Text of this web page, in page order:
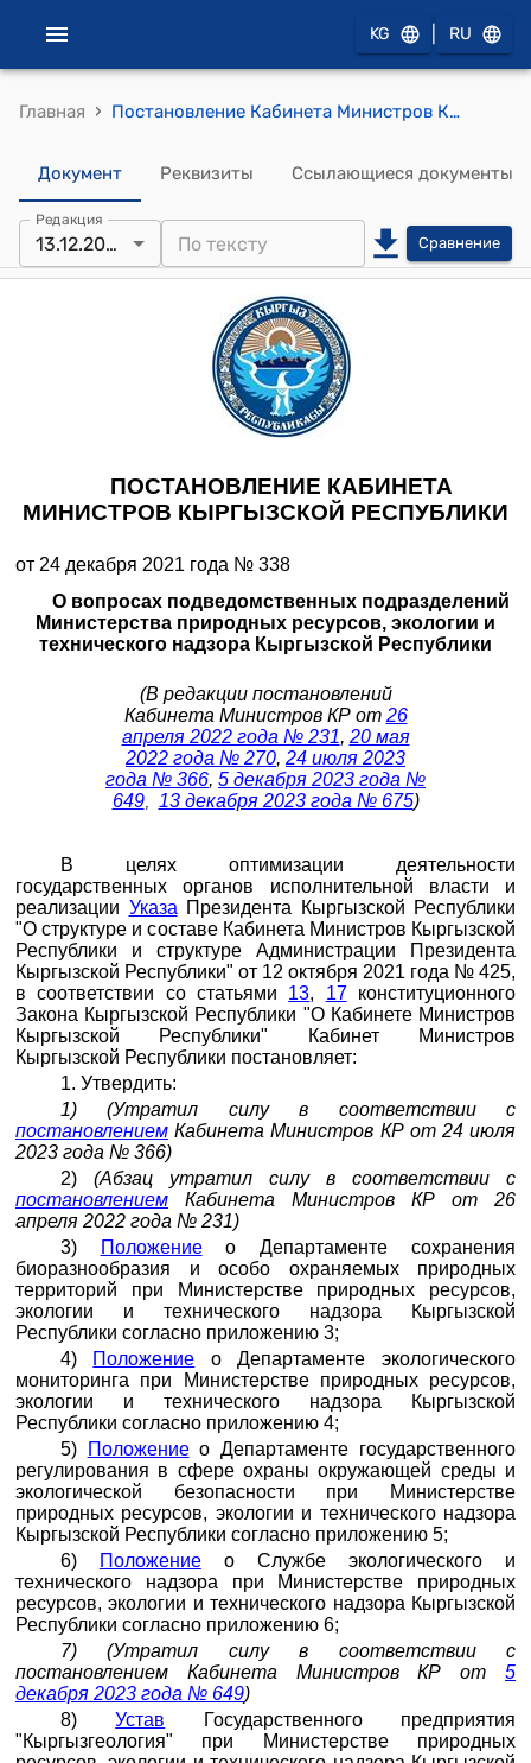
KG RU
Главная › Постановление Кабинета Министров Кыргызской Республики от 24 декабря 2021 года № 338 "О вопросах подведомственных подразделений Министерства природных ресурсов, экологии и технического надзора Кыргызской Республики"
Документ Реквизиты Ссылающиеся документы
Редакция
13.12.2023 Сравнение